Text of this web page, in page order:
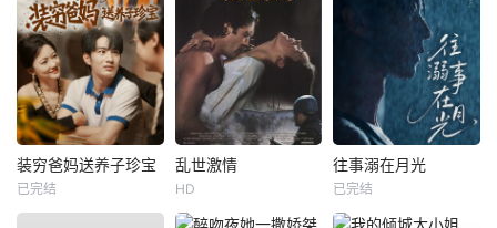
装穷爸妈送养子珍宝
已完结
乱世激情
HD
往事溺在月光
已完结